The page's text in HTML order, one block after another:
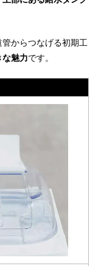
からつなげる初期工
魅力です。